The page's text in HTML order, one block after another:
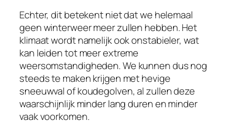
Echter, dit betekent niet dat we helemaal
geen winterweer meer zullen hebben. Het
klimaat wordt namelijk ook onstabieler, wat
kan leiden tot meer extreme
weersomstandigheden. We kunnen dus nog
steeds te maken krijgen met hevige
sneeuwval of koudegolven, al zullen deze
waarschijnlijk minder lang duren en minder
vaak voorkomen.